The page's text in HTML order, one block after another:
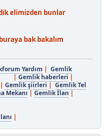
elimizden bunlar
buraya bak bakalım
Yardım | Gemlik
| Gemlik haberleri |
Gemlik şiirleri | Gemlik Tel
Mekanı | Gemlik İlan |
|